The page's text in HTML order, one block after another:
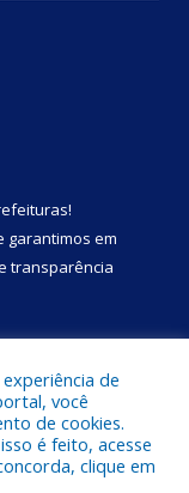
!
garantimos em
transparência
de Portel.
de
você
de cookies.
é feito, acesse
clique em